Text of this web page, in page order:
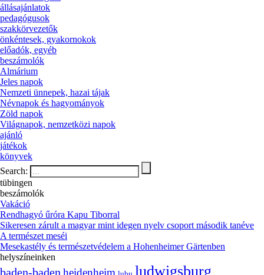
állásajánlatok
pedagógusok
szakkörvezetők
önkéntesek, gyakornokok
előadók, egyéb
beszámolók
Almárium
Jeles napok
Nemzeti ünnepek, hazai tájak
Névnapok és hagyományok
Zöld napok
Világnapok, nemzetközi napok
ajánló
játékok
könyvek
Search:
tübingen
beszámolók
Vakáció
Rendhagyó űróra Kapu Tiborral
Sikeresen zárult a magyar mint idegen nyelv csoport második tanéve
A természet meséi
Mesekastély és természetvédelem a Hohenheimer Gärtenben
helyszíneinken
baden-baden heidenheim ludwigsburg